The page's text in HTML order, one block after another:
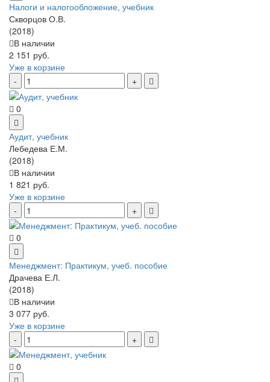
Налоги и налогообложение, учебник
Скворцов О.В.
(2018)
В наличии
2 151 руб.
Уже в корзине
0
Аудит, учебник
Лебедева Е.М.
(2018)
В наличии
1 821 руб.
Уже в корзине
0
Менеджмент: Практикум, учеб. пособие
Драчева Е.Л.
(2018)
В наличии
3 077 руб.
Уже в корзине
0